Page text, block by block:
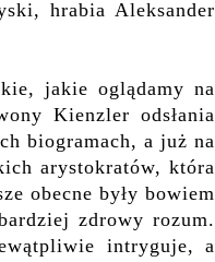
hrabia Aleksander
jakie oglądamy na
Kienzler odsłania
biogramach, a już na
arystokratów, która
obecne były bowiem
zdrowy rozum.
intryguje, a